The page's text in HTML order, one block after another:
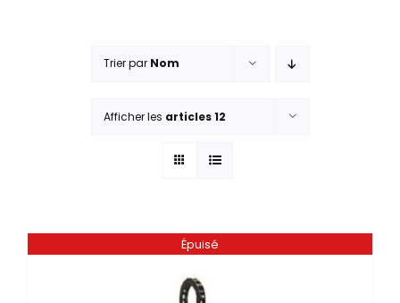
Trier par Nom
Afficher les articles 12
Épuisé